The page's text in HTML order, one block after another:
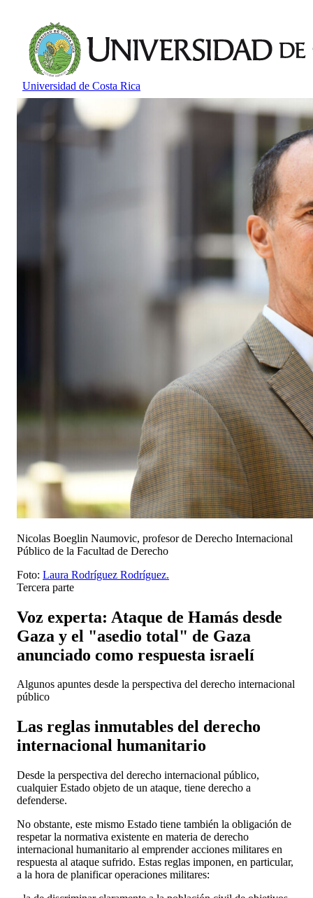
Universidad de Costa Rica
Nicolas Boeglin Naumovic, profesor de Derecho Internacional
Público de la Facultad de Derecho
Foto: Laura Rodríguez Rodríguez.
Tercera parte
Voz experta: Ataque de Hamás desde
Gaza y el "asedio total" de Gaza
anunciado como respuesta israelí
Algunos apuntes desde la perspectiva del derecho internacional
público
Las reglas inmutables del derecho
internacional humanitario
Desde la perspectiva del derecho internacional público,
cualquier Estado objeto de un ataque, tiene derecho a
defenderse.
No obstante, este mismo Estado tiene también la obligación de
respetar la normativa existente en materia de derecho
internacional humanitario al emprender acciones militares en
respuesta al ataque sufrido. Estas reglas imponen, en particular,
a la hora de planificar operaciones militares: